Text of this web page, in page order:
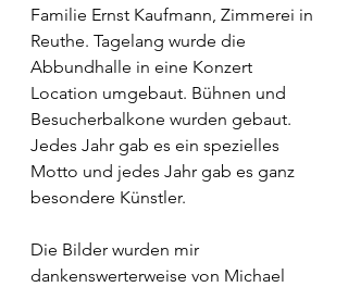
Familie Ernst Kaufmann, Zimmerei in
Reuthe. Tagelang wurde die
Abbundhalle in eine Konzert
Location umgebaut. Bühnen und
Besucherbalkone wurden gebaut.
Jedes Jahr gab es ein spezielles
Motto und jedes Jahr gab es ganz
besondere Künstler.
Die Bilder wurden mir
dankenswerterweise von Michael